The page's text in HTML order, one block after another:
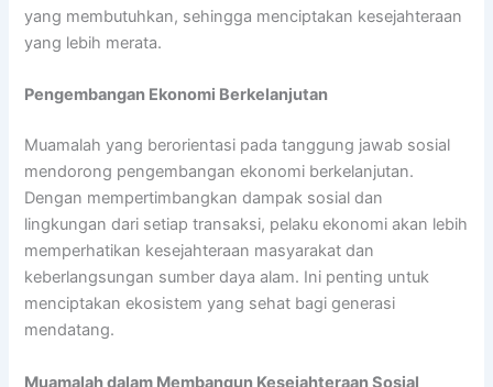
yang membutuhkan, sehingga menciptakan kesejahteraan
yang lebih merata.
Pengembangan Ekonomi Berkelanjutan
Muamalah yang berorientasi pada tanggung jawab sosial
mendorong pengembangan ekonomi berkelanjutan.
Dengan mempertimbangkan dampak sosial dan
lingkungan dari setiap transaksi, pelaku ekonomi akan lebih
memperhatikan kesejahteraan masyarakat dan
keberlangsungan sumber daya alam. Ini penting untuk
menciptakan ekosistem yang sehat bagi generasi
mendatang.
Muamalah dalam Membangun Kesejahteraan Sosial